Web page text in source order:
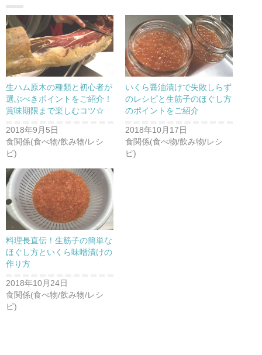
t
t
e
r
で
共
有
(
新
し
い
ウ
ィ
ン
ド
ウ
開
き
ま
す
有
る
に
は
ク
リ
ッ
ク
し
て
く
だ
さ
い
新
し
い
ウ
ド
ウ
で
開
き
ま
す
)
l
e
で
共
有
(
新
し
い
ウ
ィ
ン
ド
ウ
ま
す
生ハム原木の種類と初心者が
選ぶべきポイントをご紹介！
賞味期限まで楽しむコツ☆
2018年9月5日
食関係(食べ物/飲み物/レシ
ピ)
いくら醤油漬けで失敗しらず
のレシピと生筋子のほぐし方
のポイントをご紹介
2018年10月17日
食関係(食べ物/飲み物/レシ
ピ)
料理長直伝！生筋子の簡単な
ほぐし方といくら味噌漬けの
作り方
2018年10月24日
食関係(食べ物/飲み物/レシ
ピ)